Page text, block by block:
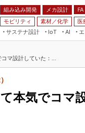
組み込み開発 メカ設計 FA
モビリティ 素材／化学 医
サステナ設計
IoT
AI
JIMTOF
IIFES
VR／AR
フィール
FA
マ設計していた：...
本気でコマ